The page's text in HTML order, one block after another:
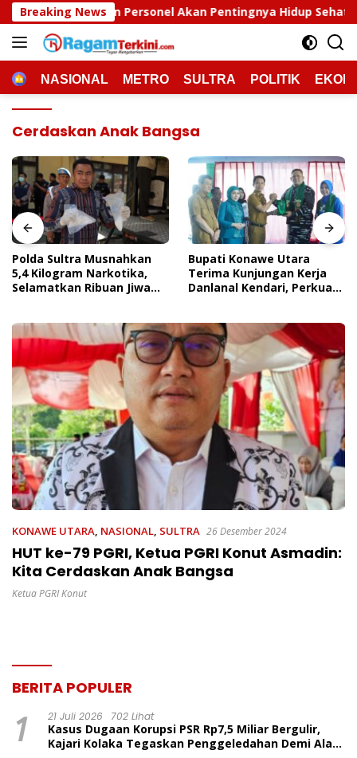
Langsung
ke
konten
Breaking News
Akan Pentingnya Hidup Sehat Polda Sultra
HOMENASIONAL METRO SULTRA POLITIK
Cerdaskan Anak Bangsa
Polda Sultra Musnahkan
5,4 Kilogram Narkotika,
Selamatkan Ribuan Jiwa
Bupati Konawe Utara
Terima Kunjungan Kerja
Danlanal Kendari, Perkuat
KONAWE UTARA, NASIONAL, SULTRA 26 Desember 2024
HUT ke-79 PGRI, Ketua PGRI Konut Asmadin:
Kita Cerdaskan Anak Bangsa
Ketua PGRI Konut
BERITA POPULER
1 21 Juli 2026 702 Lihat
Kasus Dugaan Korupsi PSR Rp7,5 Miliar Bergulir,
Kajari Kolaka Tegaskan Penggeledahan Demi Alat